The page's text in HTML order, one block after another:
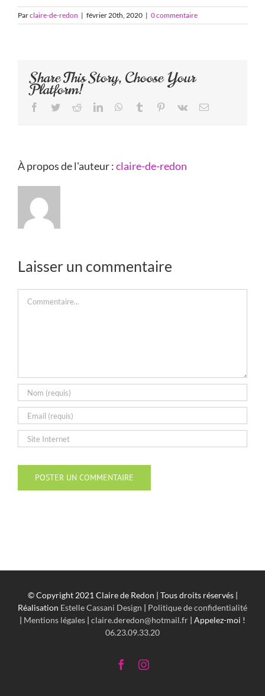
Parclaire-de-redon | février 20th, 2020 | 0 commentaire
Share This Story, Choose Your
Platform!
Facebook
TwitterRedditLinkedInWhatsApp
Tumblr Pinterest
Vk Email
À propos de l'auteur :claire-de-redon
Laisser un commentaire
© Copyright 2021 Claire de Redon | Tous droits réservés |
Réalisation Estelle Cassani Design | Politique de confidentialité
| Mentions légales | claire.deredon@hotmail.fr | Appelez-moi !
06.23.09.33.20
FacebookInstagram